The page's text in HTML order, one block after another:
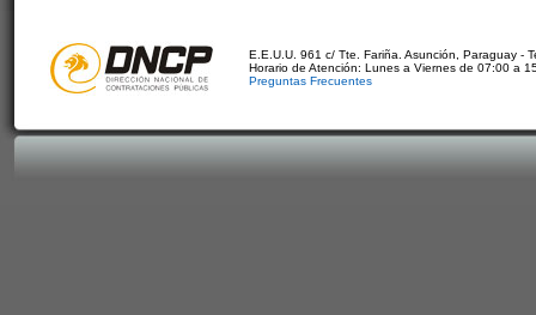
E.E.U.U. 961 c/ Tte. Fariña. Asunción, Paraguay -
Horario de Atención: Lunes a Viernes de 07:00 a
Preguntas Frecuentes